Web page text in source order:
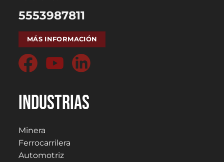
5553987811
MÁS INFORMACIÓN
Industrias
Minera
Ferrocarrilera
Automotriz